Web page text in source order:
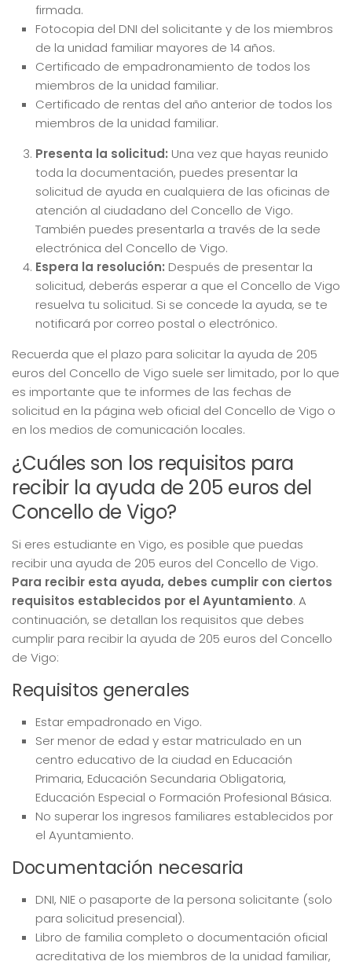
firmada.
Fotocopia del DNI del solicitante y de los miembros
de la unidad familiar mayores de 14 años.
Certificado de empadronamiento de todos los
miembros de la unidad familiar.
Certificado de rentas del año anterior de todos los
miembros de la unidad familiar.
Presenta la solicitud: Una vez que hayas reunido
toda la documentación, puedes presentar la
solicitud de ayuda en cualquiera de las oficinas de
atención al ciudadano del Concello de Vigo.
También puedes presentarla a través de la sede
electrónica del Concello de Vigo.
Espera la resolución: Después de presentar la
solicitud, deberás esperar a que el Concello de Vigo
resuelva tu solicitud. Si se concede la ayuda, se te
notificará por correo postal o electrónico.
Recuerda que el plazo para solicitar la ayuda de 205
euros del Concello de Vigo suele ser limitado, por lo que
es importante que te informes de las fechas de
solicitud en la página web oficial del Concello de Vigo o
en los medios de comunicación locales.
¿Cuáles son los requisitos para
recibir la ayuda de 205 euros del
Concello de Vigo?
Si eres estudiante en Vigo, es posible que puedas
recibir una ayuda de 205 euros del Concello de Vigo.
Para recibir esta ayuda, debes cumplir con ciertos
requisitos establecidos por el Ayuntamiento. A
continuación, se detallan los requisitos que debes
cumplir para recibir la ayuda de 205 euros del Concello
de Vigo:
Requisitos generales
Estar empadronado en Vigo.
Ser menor de edad y estar matriculado en un
centro educativo de la ciudad en Educación
Primaria, Educación Secundaria Obligatoria,
Educación Especial o Formación Profesional Básica.
No superar los ingresos familiares establecidos por
el Ayuntamiento.
Documentación necesaria
DNI, NIE o pasaporte de la persona solicitante (solo
para solicitud presencial).
Libro de familia completo o documentación oficial
acreditativa de los miembros de la unidad familiar,